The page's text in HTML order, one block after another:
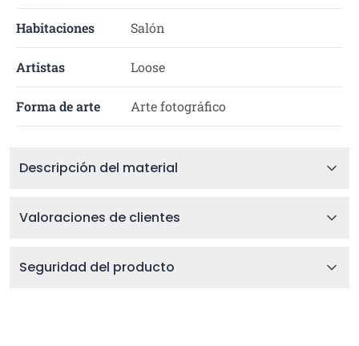
Habitaciones Salón
Artistas Loose
Forma de arte Arte fotográfico
Descripción del material
Valoraciones de clientes
Seguridad del producto